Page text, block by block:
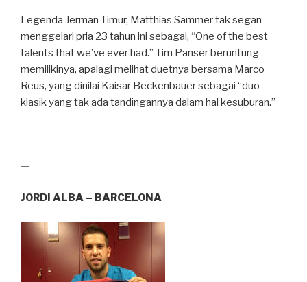
Legenda Jerman Timur, Matthias Sammer tak segan
menggelari pria 23 tahun ini sebagai, “One of the best
talents that we’ve ever had.” Tim Panser beruntung
memilikinya, apalagi melihat duetnya bersama Marco
Reus, yang dinilai Kaisar Beckenbauer sebagai “duo
klasik yang tak ada tandingannya dalam hal kesuburan.”
—
JORDI ALBA – BARCELONA